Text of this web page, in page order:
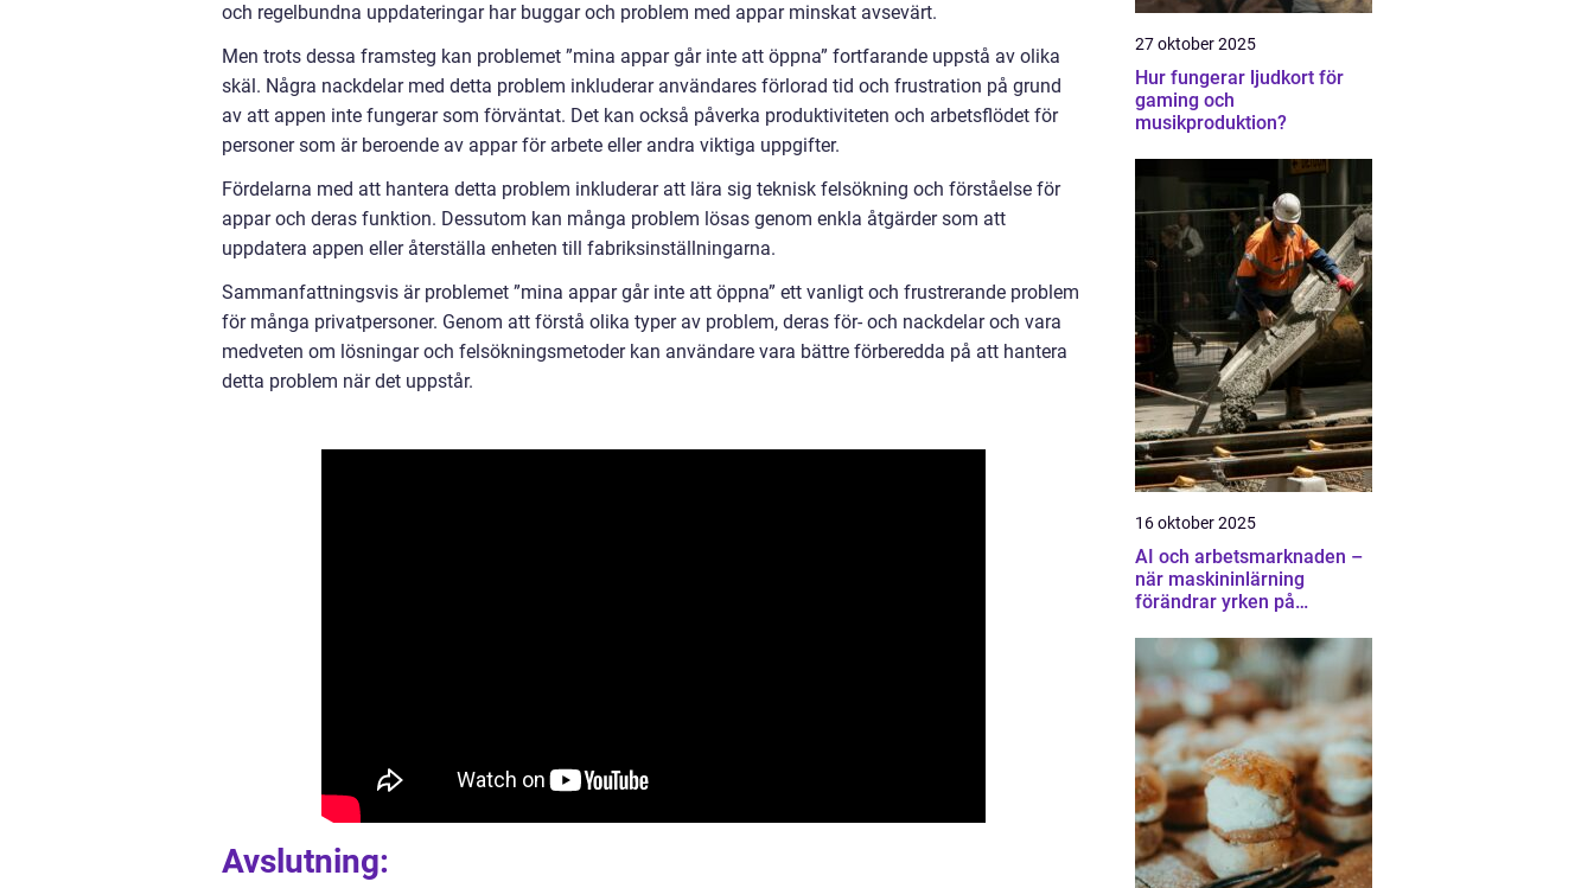
och regelbundna uppdateringar har buggar och problem med appar minskat avsevärt.
Men trots dessa framsteg kan problemet ”mina appar går inte att öppna” fortfarande uppstå av olika
skäl. Några nackdelar med detta problem inkluderar användares förlorad tid och frustration på grund
av att appen inte fungerar som förväntat. Det kan också påverka produktiviteten och arbetsflödet för
personer som är beroende av appar för arbete eller andra viktiga uppgifter.
Fördelarna med att hantera detta problem inkluderar att lära sig teknisk felsökning och förståelse för
appar och deras funktion. Dessutom kan många problem lösas genom enkla åtgärder som att
uppdatera appen eller återställa enheten till fabriksinställningarna.
Sammanfattningsvis är problemet ”mina appar går inte att öppna” ett vanligt och frustrerande problem
för många privatpersoner. Genom att förstå olika typer av problem, deras för- och nackdelar och vara
medveten om lösningar och felsökningsmetoder kan användare vara bättre förberedda på att hantera
detta problem när det uppstår.
Avslutning:
27 oktober 2025
Hur fungerar ljudkort för
gaming och
musikproduktion?
16 oktober 2025
AI och arbetsmarknaden –
när maskininlärning
förändrar yrken på